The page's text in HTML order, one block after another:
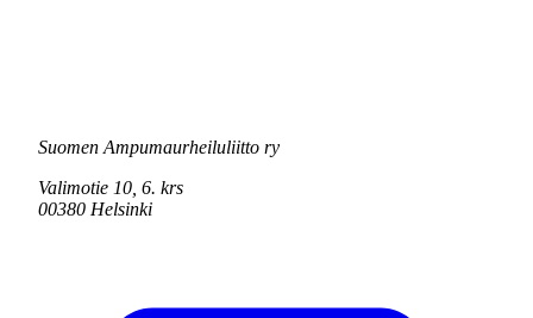
Suomen Ampumaurheiluliitto ry
Valimotie 10, 6. krs
00380 Helsinki